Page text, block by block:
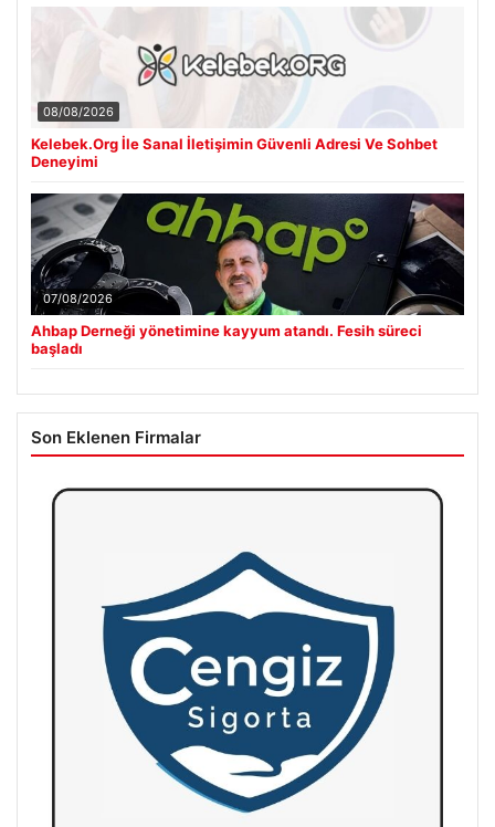
08/08/2026
Kelebek.Org İle Sanal İletişimin Güvenli Adresi Ve Sohbet
Deneyimi
07/08/2026
Ahbap Derneği yönetimine kayyum atandı. Fesih süreci
başladı
Son Eklenen Firmalar